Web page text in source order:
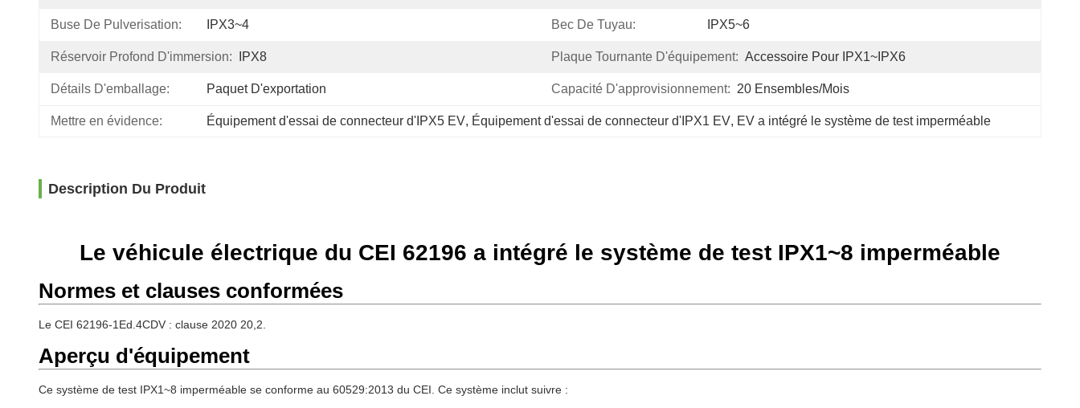
Buse De Pulverisation: IPX3~4 Bec De Tuyau: IPX5~6
Réservoir Profond D'immersion: IPX8 Plaque Tournante D'équipement: Accessoire Pour IPX1~IPX6
Détails D'emballage: Paquet D'exportation Capacité D'approvisionnement: 20 Ensembles/mois
Mettre en évidence: Équipement d'essai de connecteur d'IPX5 EV, Équipement d'essai de connecteur d'IPX1 EV, EV a intégré le système de test imperméable
Description Du Produit
Le véhicule électrique du CEI 62196 a intégré le système de test IPX1~8 imperméable
Normes et clauses conformées
Le CEI 62196-1Ed.4CDV : clause 2020 20,2.
Aperçu d'équipement
Ce système de test IPX1~8 imperméable se conforme au 60529:2013 du CEI. Ce système inclut suivre :